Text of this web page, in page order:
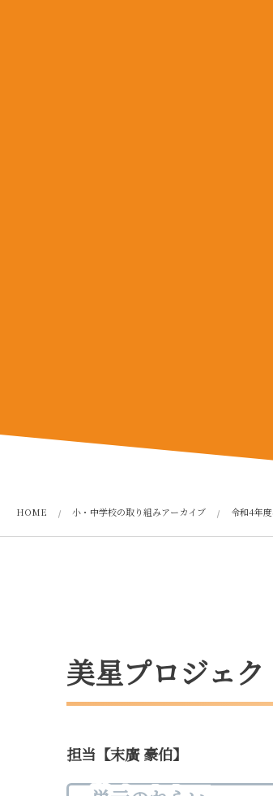
HOME 小・中学校の取り組みアーカイブ 令和4年
美星プロジェク
担当【末廣 豪伯】